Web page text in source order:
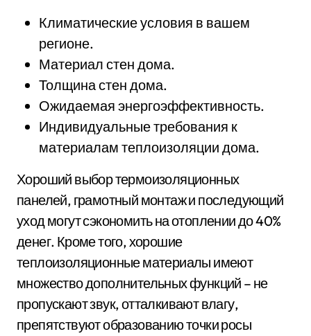
Климатические условия в вашем
регионе.
Материал стен дома.
Толщина стен дома.
Ожидаемая энергоэффективность.
Индивидуальные требования к
материалам теплоизоляции дома.
Хороший выбор термоизоляционных
панелей, грамотный монтаж и последующий
уход могут сэкономить на отоплении до 40%
денег. Кроме того, хорошие
теплоизоляционные материалы имеют
множество дополнительных функций – не
пропускают звук, отталкивают влагу,
препятствуют образованию точки росы